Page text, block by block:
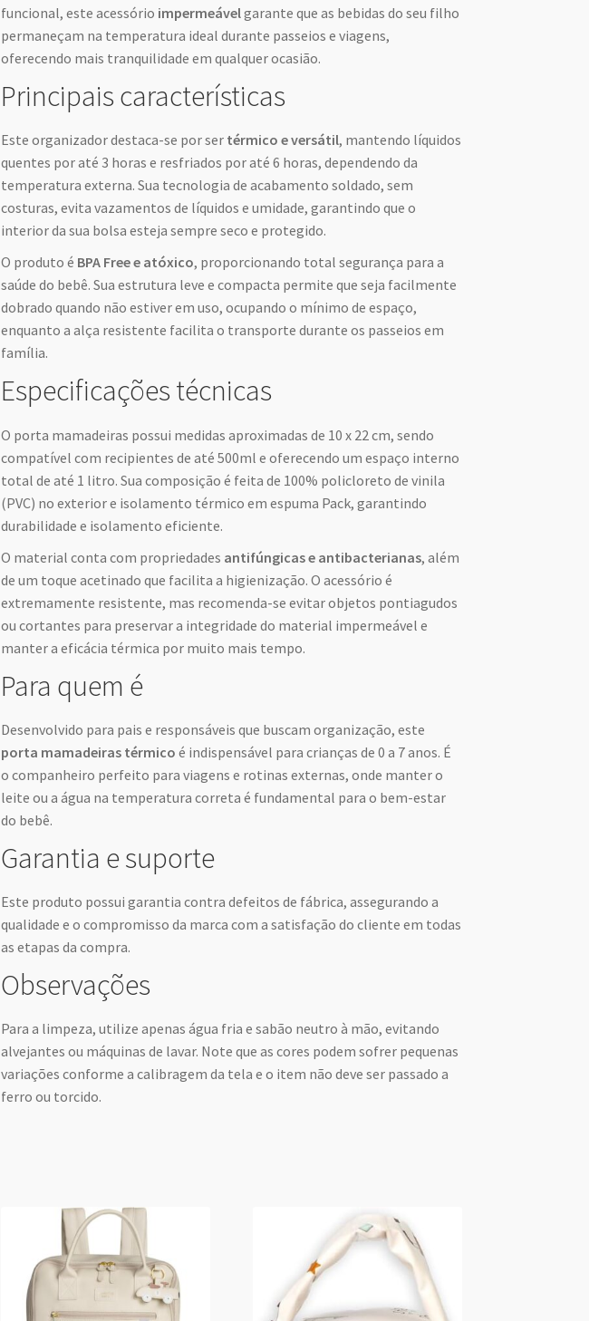
funcional, este acessório impermeávelgarante que as bebidas do seu filho
permaneçam na temperatura ideal durante passeios e viagens,
oferecendo mais tranquilidade em qualquer ocasião.
Principais características
Este organizador destaca-se por ser térmico e versátil, mantendo líquidos
quentes por até 3 horas e resfriados por até 6 horas, dependendo da
temperatura externa. Sua tecnologia de acabamento soldado, sem
costuras, evita vazamentos de líquidos e umidade, garantindo que o
interior da sua bolsa esteja sempre seco e protegido.
O produto é BPA Free e atóxico, proporcionando total segurança para a
saúde do bebê. Sua estrutura leve e compacta permite que seja facilmente
dobrado quando não estiver em uso, ocupando o mínimo de espaço,
enquanto a alça resistente facilita o transporte durante os passeios em
família.
Especificações técnicas
O porta mamadeiras possui medidas aproximadas de 10 x 22 cm, sendo
compatível com recipientes de até 500ml e oferecendo um espaço interno
total de até 1 litro. Sua composição é feita de 100% policloreto de vinila
(PVC) no exterior e isolamento térmico em espuma Pack, garantindo
durabilidade e isolamento eficiente.
O material conta com propriedades antifúngicas e antibacterianas, além
de um toque acetinado que facilita a higienização. O acessório é
extremamente resistente, mas recomenda-se evitar objetos pontiagudos
ou cortantes para preservar a integridade do material impermeável e
manter a eficácia térmica por muito mais tempo.
Para quem é
Desenvolvido para pais e responsáveis que buscam organização, este
porta mamadeiras térmico é indispensável para crianças de 0 a 7 anos. É
o companheiro perfeito para viagens e rotinas externas, onde manter o
leite ou a água na temperatura correta é fundamental para o bem-estar
do bebê.
Garantia e suporte
Este produto possui garantia contra defeitos de fábrica, assegurando a
qualidade e o compromisso da marca com a satisfação do cliente em todas
as etapas da compra.
Observações
Para a limpeza, utilize apenas água fria e sabão neutro à mão, evitando
alvejantes ou máquinas de lavar. Note que as cores podem sofrer pequenas
variações conforme a calibragem da tela e o item não deve ser passado a
ferro ou torcido.